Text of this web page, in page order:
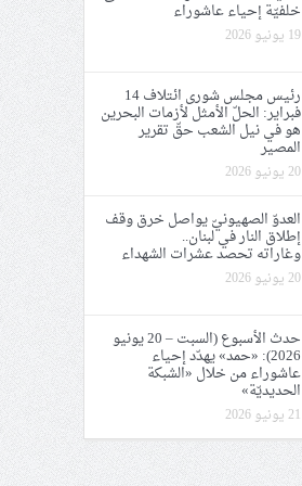
خلفيّة إحياء عاشوراء
19 يونيو 2026
رئيس مجلس شورى ائتلاف 14
فبراير: الحلّ الأمثل لأزمات البحرين
هو في نيل الشعب حقّ تقرير
المصير
20 يونيو 2026
العدوّ الصهيونيّ يواصل خرق وقف
إطلاق النار في لبنان..
وغاراته تحصد عشرات الشهداء
20 يونيو 2026
حدث الأسبوع (السبت – 20 يونيو
2026): «حمد» يهدّد إحياء
عاشوراء من خلال «الشبكة
الحديديّة»
21 يونيو 2026